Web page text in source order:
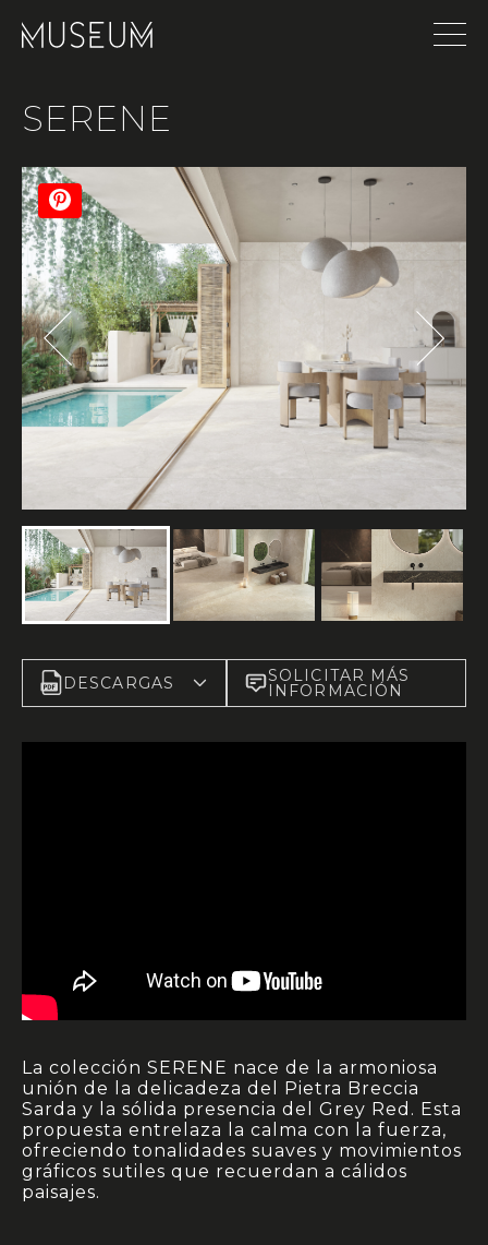
SERENE
DESCARGAS SOLICITAR MÁS
INFORMACIÓN
La colección SERENE nace de la armoniosa
unión de la delicadeza del Pietra Breccia
Sarda y la sólida presencia del Grey Red. Esta
propuesta entrelaza la calma con la fuerza,
ofreciendo tonalidades suaves y movimientos
gráficos sutiles que recuerdan a cálidos
paisajes.